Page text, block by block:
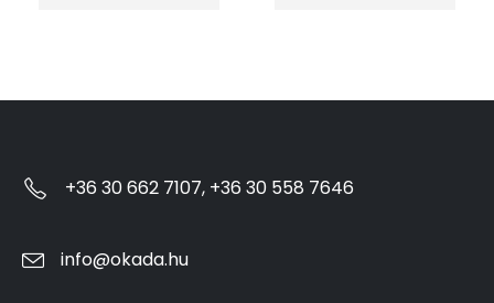
+36 30 662 7107, +36 30 558 7646
info@okada.hu